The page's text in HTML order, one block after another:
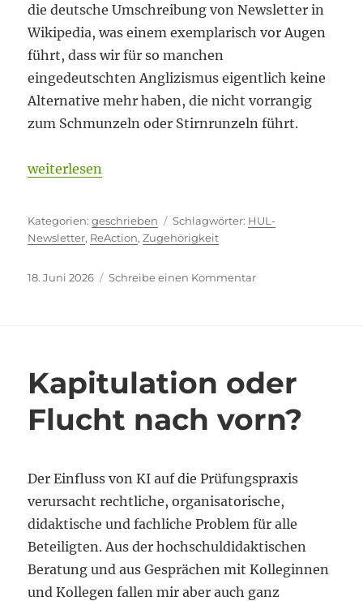
die deutsche Umschreibung von Newsletter in
Wikipedia, was einem exemplarisch vor Augen
führt, dass wir für so manchen
eingedeutschten Anglizismus eigentlich keine
Alternative mehr haben, die nicht vorrangig
zum Schmunzeln oder Stirnrunzeln führt.
„Kennt jemand noch Rundschreiben?“
weiterlesen
Kategorien
geschrieben Schlagwörter
HUL-
Newsletter, ReAction,Zugehörigkeit
Veröffentlicht
18. Juni 2026 Schreibe einen Kommentarzu
Kapitulation oder
Flucht nach vorn?
Der Einfluss von KI auf die Prüfungspraxis
verursacht rechtliche, organisatorische,
didaktische und fachliche Problem für alle
Beteiligten. Aus der hochschuldidaktischen
Beratung und aus Gesprächen mit Kolleginnen
und Kollegen fallen mir aber auch ganz